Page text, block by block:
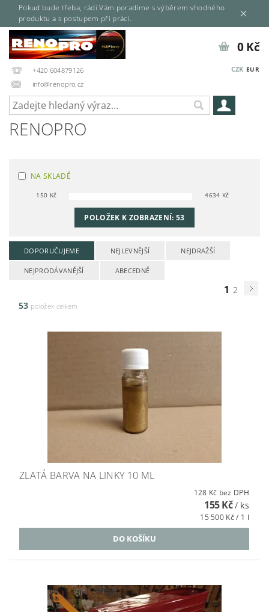
Pokud bude třeba, rádi Vám poradíme s výběrem vhodného
produktu a s postupem při práci.
+420 604879126
info@renopro.cz
CZK EUR
0 Kč
RENOPRO
NA SKLADĚ
150 Kč 4634 Kč
POLOŽEK K ZOBRAZENÍ:53
DOPORUČUJEME NEJLEVNĚJŠÍ NEJDRAŽŠÍ
NEJPRODÁVANĚJŠÍ ABECEDNĚ
1 2
53 položek celkem
ZLATÁ BARVA NA LINKY 10 ML
128 Kč bez DPH
155 Kč/ ks
15 500 Kč / 1 l